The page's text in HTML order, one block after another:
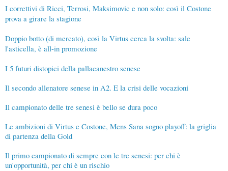
I correttivi di Ricci, Terrosi, Maksimovic e non solo: così il Costone
prova a girare la stagione
Doppio botto (di mercato), così la Virtus cerca la svolta: sale
l'asticella, è all-in promozione
I 5 futuri distopici della pallacanestro senese
Il secondo allenatore senese in A2. E la crisi delle vocazioni
Il campionato delle tre senesi è bello se dura poco
Le ambizioni di Virtus e Costone, Mens Sana sogno playoff: la griglia
di partenza della Gold
Il primo campionato di sempre con le tre senesi: per chi è
un'opportunità, per chi è un rischio